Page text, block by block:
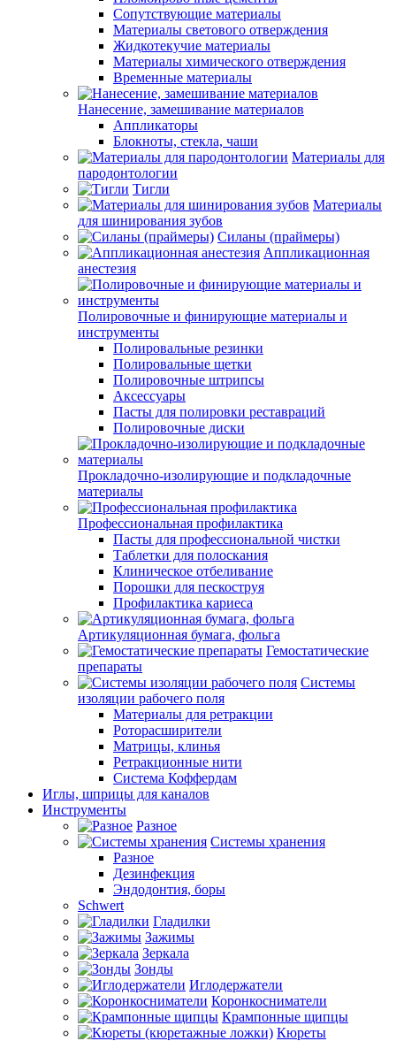
Сопутствующие материалы
Материалы светового отверждения
Жидкотекучие материалы
Материалы химического отверждения
Временные материалы
Нанесение, замешивание материалов
Аппликаторы
Блокноты, стекла, чаши
Материалы для
пародонтологии
Тигли
Материалы
для шинирования зубов
Силаны (праймеры)
Аппликационная
анестезия
Полировочные и финирующие материалы и
инструменты
Полировальные резинки
Полировальные щетки
Полировочные штрипсы
Аксессуары
Пасты для полировки реставраций
Полировочные диски
Прокладочно-изолирующие и подкладочные
материалы
Профессиональная профилактика
Пасты для профессиональной чистки
Таблетки для полоскания
Клиническое отбеливание
Порошки для пескоструя
Профилактика кариеса
Артикуляционная бумага, фольга
Гемостатические
препараты
Системы
изоляции рабочего поля
Материалы для ретракции
Роторасширители
Матрицы, клинья
Ретракционные нити
Система Коффердам
Иглы, шприцы для каналов
Инструменты
Разное
Системы хранения
Разное
Дезинфекция
Эндодонтия, боры
Schwert
Гладилки
Зажимы
Зеркала
Зонды
Иглодержатели
Коронкосниматели
Крампонные щипцы
Кюреты